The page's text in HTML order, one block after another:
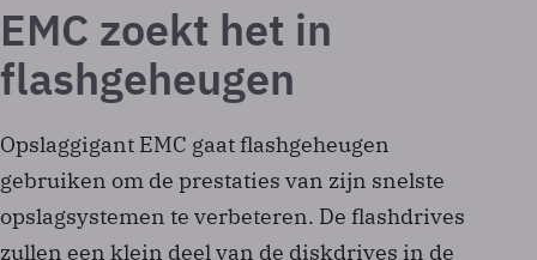
EMC zoekt het in
flashgeheugen
Opslaggigant EMC gaat flashgeheugen
gebruiken om de prestaties van zijn snelste
opslagsystemen te verbeteren. De flashdrives
zullen een klein deel van de diskdrives in de